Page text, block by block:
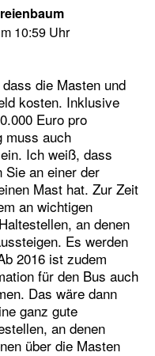
10:59 Uhr
die Masten und
kosten. Inklusive
Euro pro
muss auch
Ich weiß, dass
Sie an einer der
Mast hat. Zur Zeit
an wichtigen
an denen
Es werden
2016 ist zudem
für den Bus auch
Das wäre dann
ganz gute
an denen
über die Masten